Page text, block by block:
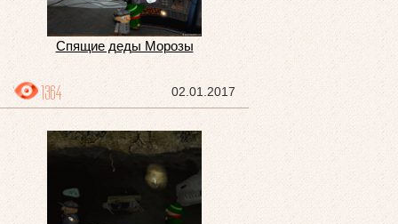
Спящие деды Морозы
02.01.2017
1364